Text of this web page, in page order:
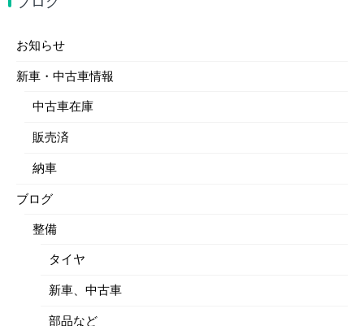
お知らせ
新車・中古車情報
中古車在庫
販売済
納車
ブログ
整備
タイヤ
新車、中古車
部品など